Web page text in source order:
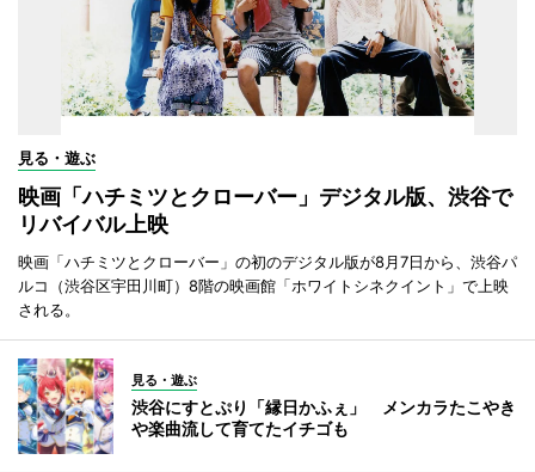
見る・遊ぶ
映画「ハチミツとクローバー」デジタル版、渋谷で
リバイバル上映
映画「ハチミツとクローバー」の初のデジタル版が8月7日から、渋谷パ
ルコ（渋谷区宇田川町）8階の映画館「ホワイトシネクイント」で上映
される。
見る・遊ぶ
渋谷にすとぷり「縁日かふぇ」 メンカラたこやき
や楽曲流して育てたイチゴも